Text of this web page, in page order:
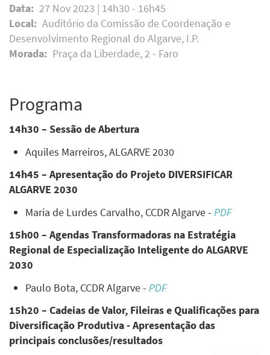
Data 27 Nov 2023 | 14h30 - 16h45
Local
Auditório da Comissão de Coordenação e
Desenvolvimento Regional do Algarve, I.P.
Morada
Praça da Liberdade, 2 - Faro
Programa
14h30 – Sessão de Abertura
Aquiles Marreiros, ALGARVE 2030
14h45 – Apresentação do Projeto DIVERSIFICAR
ALGARVE 2030
Maria de Lurdes Carvalho, CCDR Algarve - PDF
15h00 – Agendas Transformadoras na Estratégia
Regional de Especialização Inteligente do ALGARVE
2030
Paulo Bota, CCDR Algarve - PDF
15h20 – Cadeias de Valor, Fileiras e Qualificações para
Diversificação Produtiva - Apresentação das
principais conclusões/resultados